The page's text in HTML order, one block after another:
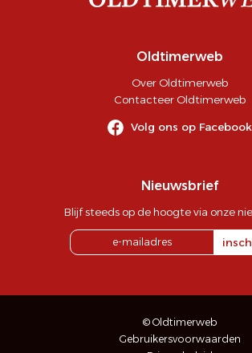
Oldtimerweb
Over Oldtimerweb
Contacteer Oldtimerweb
Volg ons op Facebook
Nieuwsbrief
Blijf steeds op de hoogte via onze
© Oldtimerweb
Gebruikersvoorwaarden